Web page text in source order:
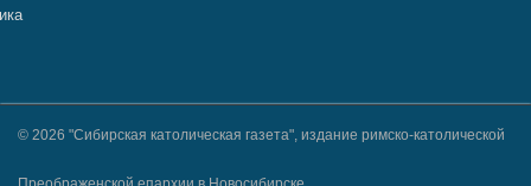
© 2026 "Сибирская католическая газета", издание римско-католической